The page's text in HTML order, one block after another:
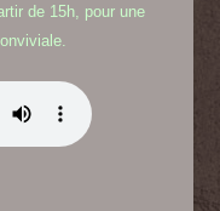
de 15h, pour une